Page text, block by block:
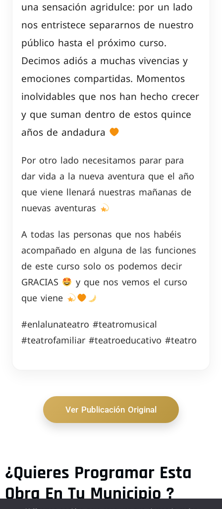
una sensación agridulce: por un lado
nos entristece separarnos de nuestro
público hasta el próximo curso.
Decimos adiós a muchas vivencias y
emociones compartidas. Momentos
inolvidables que nos han hecho crecer
y que suman dentro de estos quince
años de andadura
Por otro lado necesitamos parar para
dar vida a la nueva aventura que el año
que viene llenará nuestras mañanas de
nuevas aventuras
A todas las personas que nos habéis
acompañado en alguna de las funciones
de este curso solo os podemos decir
GRACIAS
y que nos vemos el curso
que viene
#enlalunateatro #teatromusical
#teatrofamiliar #teatroeducativo #teatro
Ver Publicación Original
¿Quieres Programar Esta
Obra En Tu Municipio ?